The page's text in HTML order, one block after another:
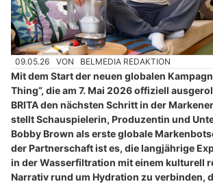
09.05.26 VON BELMEDIA REDAKTION
Mit dem Start der neuen globalen
Thing“, die am 7. Mai 2026 offiziell
BRITA den nächsten Schritt in der
stellt Schauspielerin, Produzentin und
Bobby Brown als erste globale
der Partnerschaft ist es, die langjährige
in der Wasserfiltration mit einem kulturell
Narrativ rund um Hydration zu verbinden,